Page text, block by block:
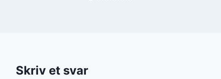
Skriv et svar